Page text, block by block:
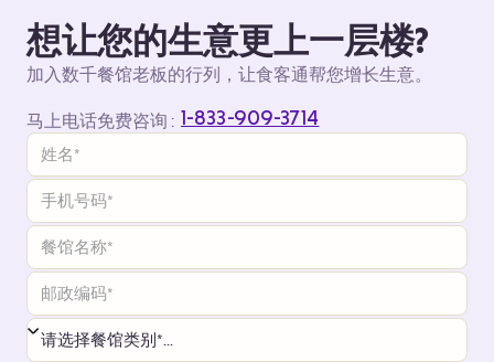
想让您的生意更上一层楼?
加入数千餐馆老板的行列，让食客通帮您增长生意。
马上电话免费咨询 : 1-833-909-3714